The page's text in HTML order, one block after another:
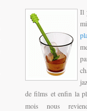
Il
de films et enfin la
mois nous